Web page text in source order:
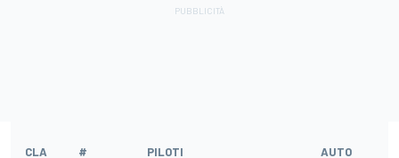
CLA # PILOTI AUTO